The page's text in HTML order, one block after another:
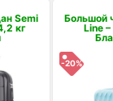
Semi
кг
Большой
Line
-20%